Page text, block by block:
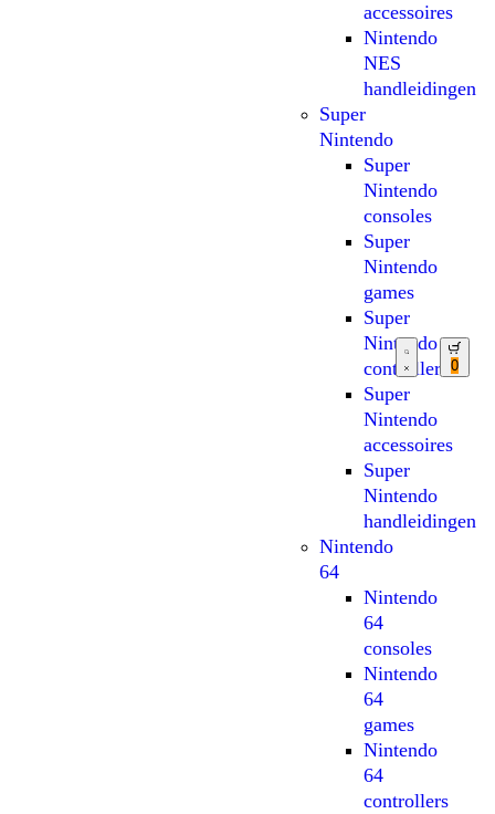
accessoires
Nintendo
NES
handleidingen
Super
Nintendo
Super
Nintendo
consoles
Super
Nintendo
games
Super
Nintendo
controllers
Super
Nintendo
accessoires
Super
Nintendo
handleidingen
Nintendo
64
Nintendo
64
consoles
Nintendo
64
games
Nintendo
64
controllers
0